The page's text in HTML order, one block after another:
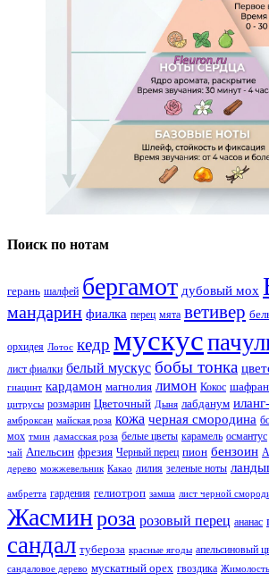
Поиск по нотам
герань шалфей бергамот дубовый мох
мандарин фиалка перец мята ветивер
орхидея Лотос кедр мускус
лист фиалки белый мускус бобы тонка
гиацинт кардамон магнолия лимон Кокос шафран
цитрусы розмарин Цветочный Дыня лабданум
амброксан майская роза кожа черная смородина
мох тмин дамасская роза белые цветы карамель османтус
чай Апельсин фрезия Черный перец пион бензоин
дерево можжевельник Какао лилия зеленые ноты
амбретта гардения гелиотроп замша лист черной
Жасминроза розовый перец ананас
сандал тубероза красные ягоды апельсиновый
сандаловое дерево мускатный орех гвоздика Жимолость